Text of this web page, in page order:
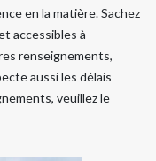
en la matière. Sachez
accessibles à
renseignements,
aussi les délais
veuillez le